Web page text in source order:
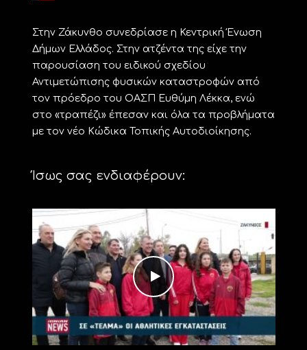
Στην Ζάκυνθο συνεδρίασε η Κεντρική Ένωση
Δήμων Ελλάδος. Στην ατζέντα της είχε την
παρουσίαση του ειδικού σχεδίου
Αντιμετώπισης φυσικών καταστροφών από
τον πρόεδρο του ΟΑΣΠ Ευθύμη Λέκκα, ενώ
στο «τραπέζι» έπεσαν και όλα τα προβλήματα
με τον νέο Κώδικα Τοπικής Αυτοδιοίκησης.
Ίσως σας ενδιαφέρουν: